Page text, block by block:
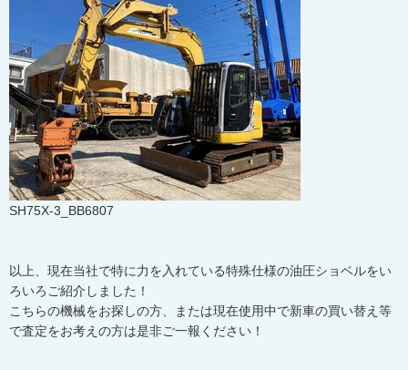
SH75X-3_BB6807
以上、現在当社で特に力を入れている特殊仕様の油圧ショベルをい
ろいろご紹介しました！
こちらの機械をお探しの方、または現在使用中で新車の買い替え等
で査定をお考えの方は是非ご一報ください！